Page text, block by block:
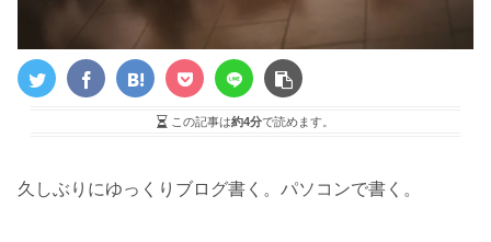
この記事は約4分で読めます。
久しぶりにゆっくりブログ書く。パソコンで書く。